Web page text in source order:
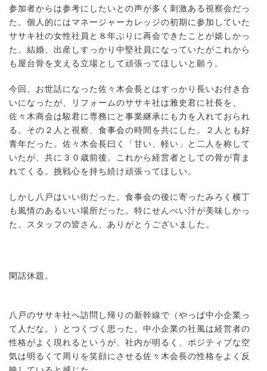
参加者からは参考にしたいとの声が多く刺激ある視察会だっ
た。個人的にはマネージャーカレッジの初期に参加していた
ササキ社の女性社員と８年ぶりに再会できたことが嬉しかっ
た。結婚、出産しすっかり中堅社員になっていたがこれから
も屋台骨を支える立場として頑張ってほしいと願う。
今回、お世話になった佐々木会長とはすっかり長いお付き合
いになったが、リフォームのササキ社は雅史君に社長を、
佐々木商会は駿君に専務にと事業継承にも力を入れておられ
る。その２人と視察、食事会の時間を共にした。２人とも好
青年だった。佐々木会長曰く「甘い、軽い」と二人を称して
いたが、共に３０歳前後。これから経営者としての骨が育ま
れてくる。挑戦心を持ち続け頑張ってほしい。
しかし八戸はいい街だった。食事会の後に寄ったみろく横丁
も風情のあるいい場所だった。特にせんべい汁が美味しかっ
た。スタッフの皆さん、ありがとうございました。
閑話休題。
八戸のササキ社へ訪問し帰りの新幹線で（やっぱ中小企業っ
て人だな。）とつくづく思った。中小企業の社風は経営者の
性格がよく現れるというが、社内が明るく、ポジティブな空
気は明るくて周りを笑顔にさせる佐々木会長の性格をよく反